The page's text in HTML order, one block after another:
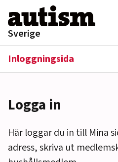
Hoppa till innehåll
Sverige
Inloggningsida
Logga in
Här loggar du in till Mina
adress, skriva ut